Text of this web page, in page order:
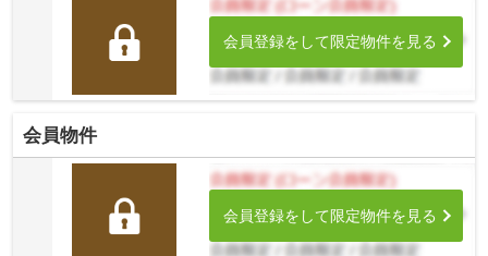
会員登録をして限定物件を見る
会員物件
会員登録をして限定物件を見る